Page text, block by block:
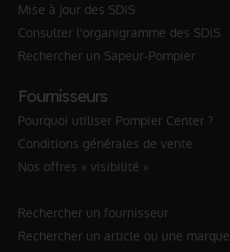
Mise à jour des SDIS
Consulter l'organigramme des SDIS
Rechercher un Sapeur-Pompier
Fournisseurs
Pourquoi utiliser Pompier Center ?
Conditions générales de vente
Nos offres « visibilité »
Rechercher un fournisseur
Rechercher un article ou une marque